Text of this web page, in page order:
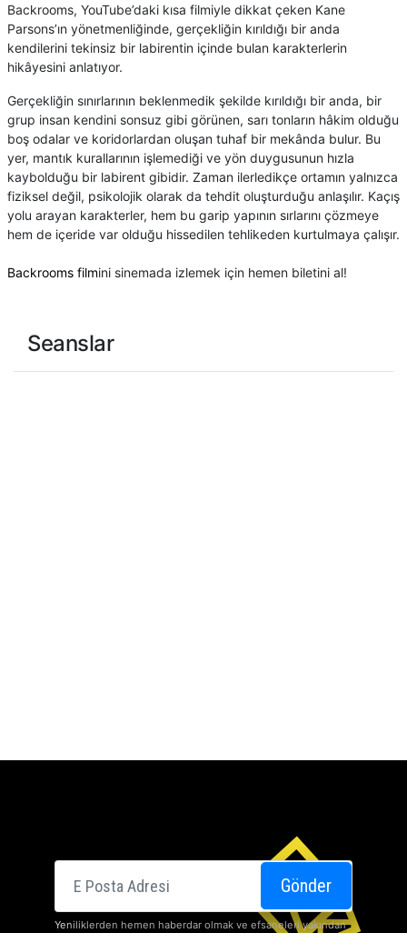
Backrooms, YouTube’daki kısa filmiyle dikkat çeken Kane
Parsons’ın yönetmenliğinde, gerçekliğin kırıldığı bir anda
kendilerini tekinsiz bir labirentin içinde bulan karakterlerin
hikâyesini anlatıyor.
Gerçekliğin sınırlarının beklenmedik şekilde kırıldığı bir anda, bir
grup insan kendini sonsuz gibi görünen, sarı tonların hâkim olduğu
boş odalar ve koridorlardan oluşan tuhaf bir mekânda bulur. Bu
yer, mantık kurallarının işlemediği ve yön duygusunun hızla
kaybolduğu bir labirent gibidir. Zaman ilerledikçe ortamın yalnızca
fiziksel değil, psikolojik olarak da tehdit oluşturduğu anlaşılır. Kaçış
yolu arayan karakterler, hem bu garip yapının sırlarını çözmeye
hem de içeride var olduğu hissedilen tehlikeden kurtulmaya çalışır.
Backrooms filmini sinemada izlemek için hemen biletini al!
Seanslar
Gönder
Yeniliklerden hemen haberdar olmak ve efsaneleri yakından